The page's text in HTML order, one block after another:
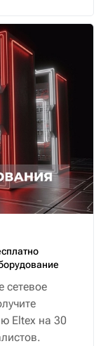
сетевое
Eltex на 30